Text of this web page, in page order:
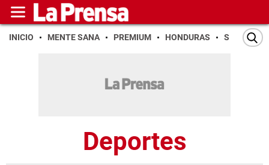
INICIO MENTE SANA PREMIUM HONDURAS SAN PEDRO
Deportes